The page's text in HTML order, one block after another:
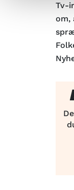
Tv-
om,